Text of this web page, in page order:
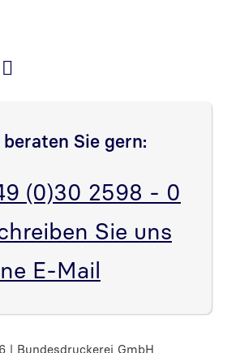
Sie gern:
(0)30 2598 - 0
Mail:
Sie uns
E-Mail
| Bundesdruckerei GmbH